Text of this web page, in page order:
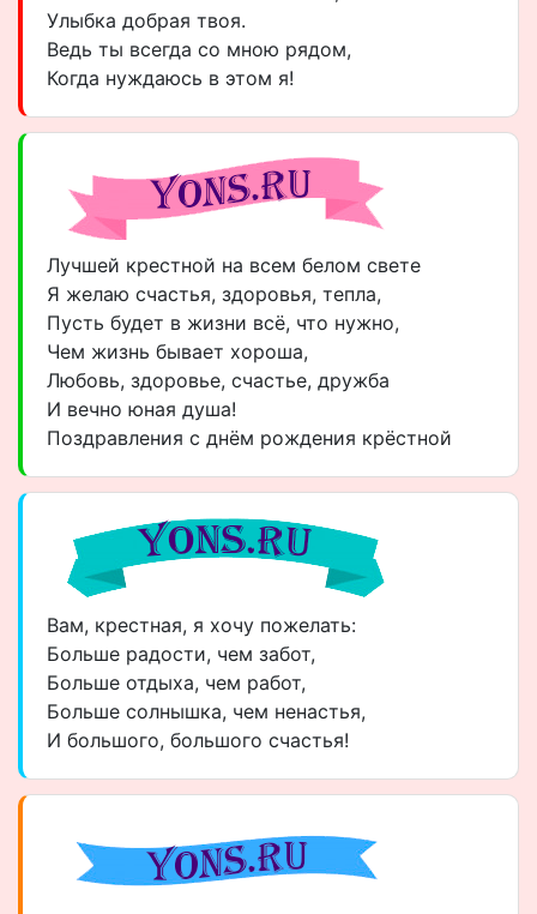
Улыбка добрая твоя.
Ведь ты всегда со мною рядом,
Когда нуждаюсь в этом я!
Лучшей крестной на всем белом свете
Я желаю счастья, здоровья, тепла,
Пусть будет в жизни всё, что нужно,
Чем жизнь бывает хороша,
Любовь, здоровье, счастье, дружба
И вечно юная душа!
Поздравления с днём рождения крёстной
Вам, крестная, я хочу пожелать:
Больше радости, чем забот,
Больше отдыха, чем работ,
Больше солнышка, чем ненастья,
И большого, большого счастья!